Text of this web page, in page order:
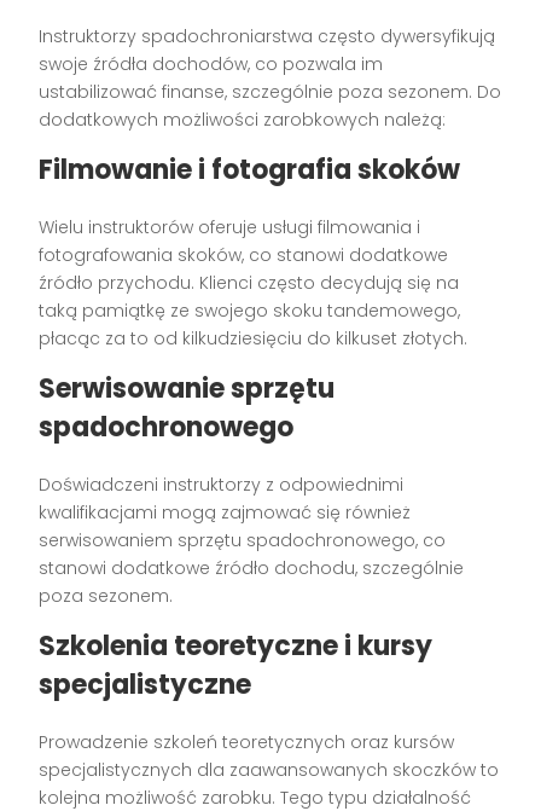
Instruktorzy spadochroniarstwa często dywersyfikują
swoje źródła dochodów, co pozwala im
ustabilizować finanse, szczególnie poza sezonem. Do
dodatkowych możliwości zarobkowych należą:
Filmowanie i fotografia skoków
Wielu instruktorów oferuje usługi filmowania i
fotografowania skoków, co stanowi dodatkowe
źródło przychodu. Klienci często decydują się na
taką pamiątkę ze swojego skoku tandemowego,
płacąc za to od kilkudziesięciu do kilkuset złotych.
Serwisowanie sprzętu
spadochronowego
Doświadczeni instruktorzy z odpowiednimi
kwalifikacjami mogą zajmować się również
serwisowaniem sprzętu spadochronowego, co
stanowi dodatkowe źródło dochodu, szczególnie
poza sezonem.
Szkolenia teoretyczne i kursy
specjalistyczne
Prowadzenie szkoleń teoretycznych oraz kursów
specjalistycznych dla zaawansowanych skoczków to
kolejna możliwość zarobku. Tego typu działalność